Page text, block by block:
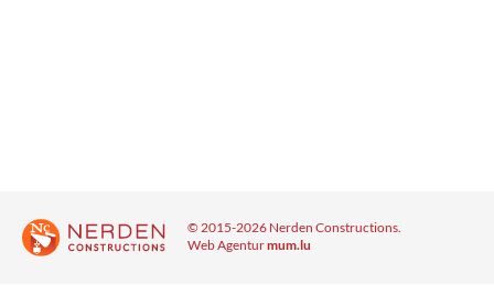
© 2015-2026 Nerden Constructions.
Web Agenturmum.lu